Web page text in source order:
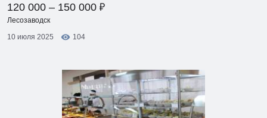
120 000 – 150 000 ₽
Лесозаводск
10 июля 2025
104